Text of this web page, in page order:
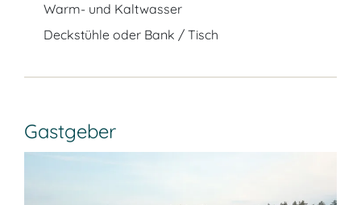
Warm- und Kaltwasser
Deckstühle oder Bank / Tisch
Gastgeber